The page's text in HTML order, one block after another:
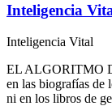
Inteligencia
Inteligencia Vital
EL ALGORITMO
en las biografías de
ni en los libros de